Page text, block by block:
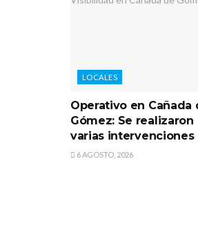
LOCALES
Operativo en Cañada
Gómez: Se realizaron
varias intervenciones
6 AGOSTO, 2026